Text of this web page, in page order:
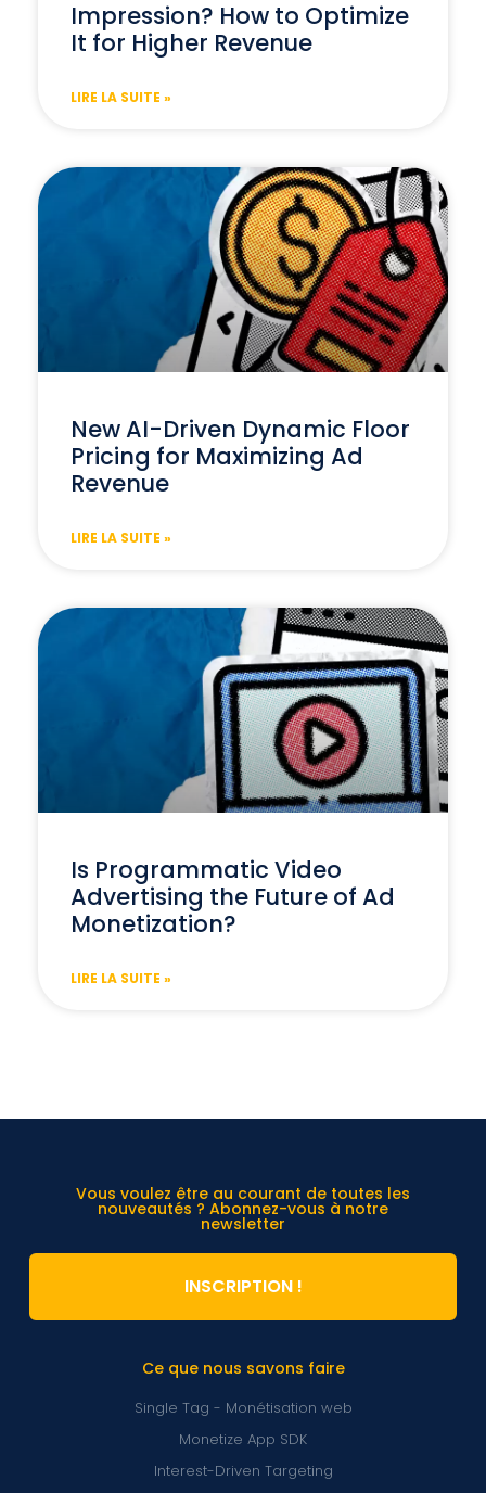
Impression? How to Optimize
It for Higher Revenue
LIRE LA SUITE »
New AI-Driven Dynamic Floor
Pricing for Maximizing Ad
Revenue
LIRE LA SUITE »
Is Programmatic Video
Advertising the Future of Ad
Monetization?
LIRE LA SUITE »
Ce que nous savons faire
Single Tag - Monétisation web
Monetize App SDK
Interest-Driven Targeting
Vous voulez être au courant de toutes les
nouveautés ? Abonnez-vous à notre
newsletter
INSCRIPTION !